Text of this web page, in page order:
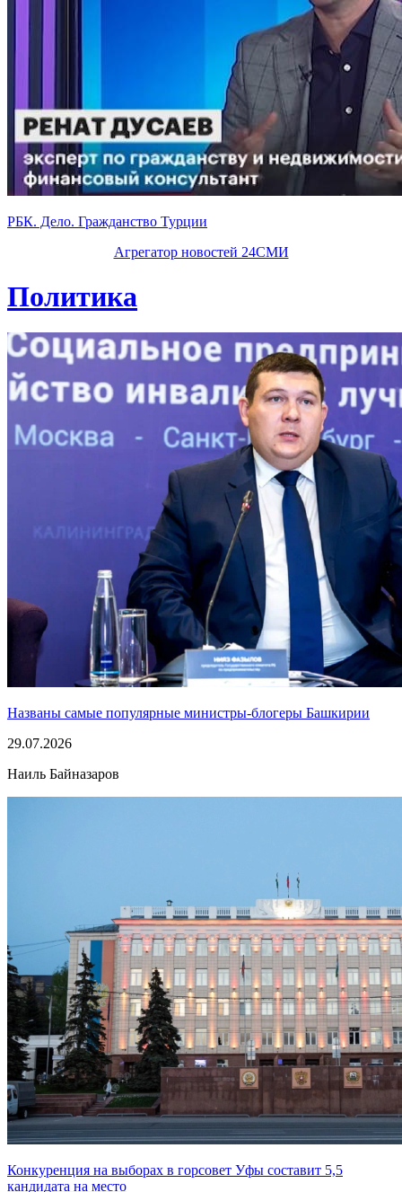
РБК. Дело. Гражданство Турции
Агрегатор новостей 24СМИ
Политика
Названы самые популярные министры-блогеры Башкирии
29.07.2026
Наиль Байназаров
Конкуренция на выборах в горсовет Уфы составит 5,5
кандидата на место